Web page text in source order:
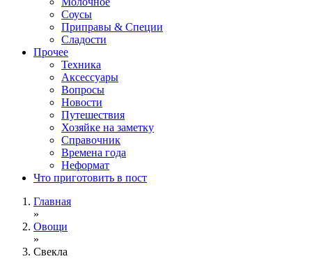
Соусы
Приправы & Специи
Сладости
Прочее
Техника
Аксессуары
Вопросы
Новости
Путешествия
Хозяйке на заметку
Справочник
Времена года
Неформат
Что приготовить в пост
Главная
»
Овощи
»
Свекла